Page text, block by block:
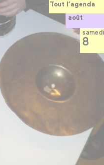
Tout l’agenda
août
samedi
8